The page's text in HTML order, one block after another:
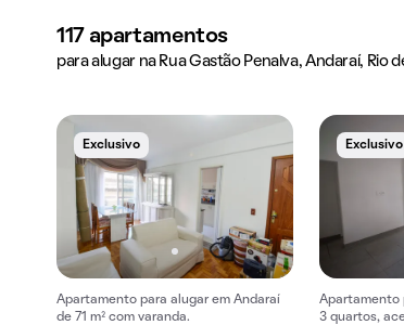
117 apartamentos
para alugar na Rua Gastão Penalva, Andaraí, Rio
Exclusivo
Apartamento para alugar em Andaraí
de 71 m² com varanda.
Exclusivo
Apartamento
3 quartos,